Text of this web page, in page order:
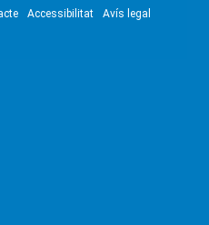
Accessibilitat Avís legal